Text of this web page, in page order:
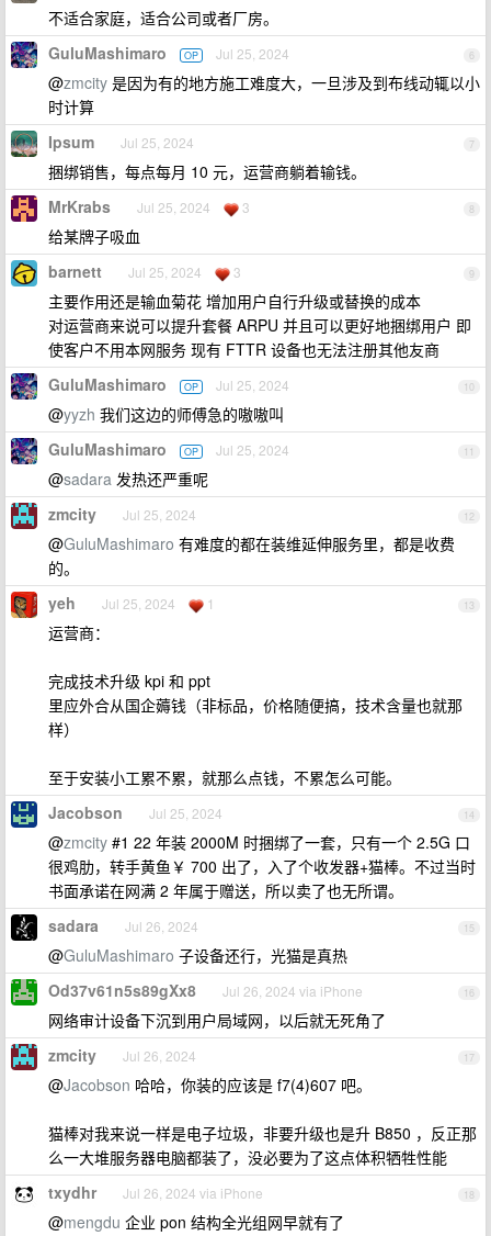
不适合家庭，适合公司或者厂房。
6
GuluMashimaro OP Jul 25, 2024
@zmcity 是因为有的地方施工难度大，一旦涉及到布线动辄以小
时计算
7
Ipsum Jul 25, 2024
捆绑销售，每点每月 10 元，运营商躺着输钱。
8
MrKrabs Jul 25, 2024 3
给某牌子吸血
9
barnett Jul 25, 2024 3
主要作用还是输血菊花 增加用户自行升级或替换的成本
对运营商来说可以提升套餐 ARPU 并且可以更好地捆绑用户 即
使客户不用本网服务 现有 FTTR 设备也无法注册其他友商
10
GuluMashimaro OP Jul 25, 2024
@yyzh 我们这边的师傅急的嗷嗷叫
11
GuluMashimaro OP Jul 25, 2024
@sadara 发热还严重呢
12
zmcity Jul 25, 2024
@GuluMashimaro 有难度的都在装维延伸服务里，都是收费
的。
13
yeh Jul 25, 2024 1
运营商：
完成技术升级 kpi 和 ppt
里应外合从国企薅钱（非标品，价格随便搞，技术含量也就那
样）
至于安装小工累不累，就那么点钱，不累怎么可能。
14
Jacobson Jul 25, 2024
@zmcity #1 22 年装 2000M 时捆绑了一套，只有一个 2.5G 口
很鸡肋，转手黄鱼￥ 700 出了，入了个收发器+猫棒。不过当时
书面承诺在网满 2 年属于赠送，所以卖了也无所谓。
15
sadara Jul 26, 2024
@GuluMashimaro 子设备还行，光猫是真热
16
Od37v61n5s89gXx8 Jul 26, 2024 via iPhone
网络审计设备下沉到用户局域网，以后就无死角了
17
zmcity Jul 26, 2024
@Jacobson 哈哈，你装的应该是 f7(4)607 吧。
猫棒对我来说一样是电子垃圾，非要升级也是升 B850 ，反正那
么一大堆服务器电脑都装了，没必要为了这点体积牺牲性能
18
txydhr Jul 26, 2024 via iPhone
@mengdu 企业 pon 结构全光组网早就有了